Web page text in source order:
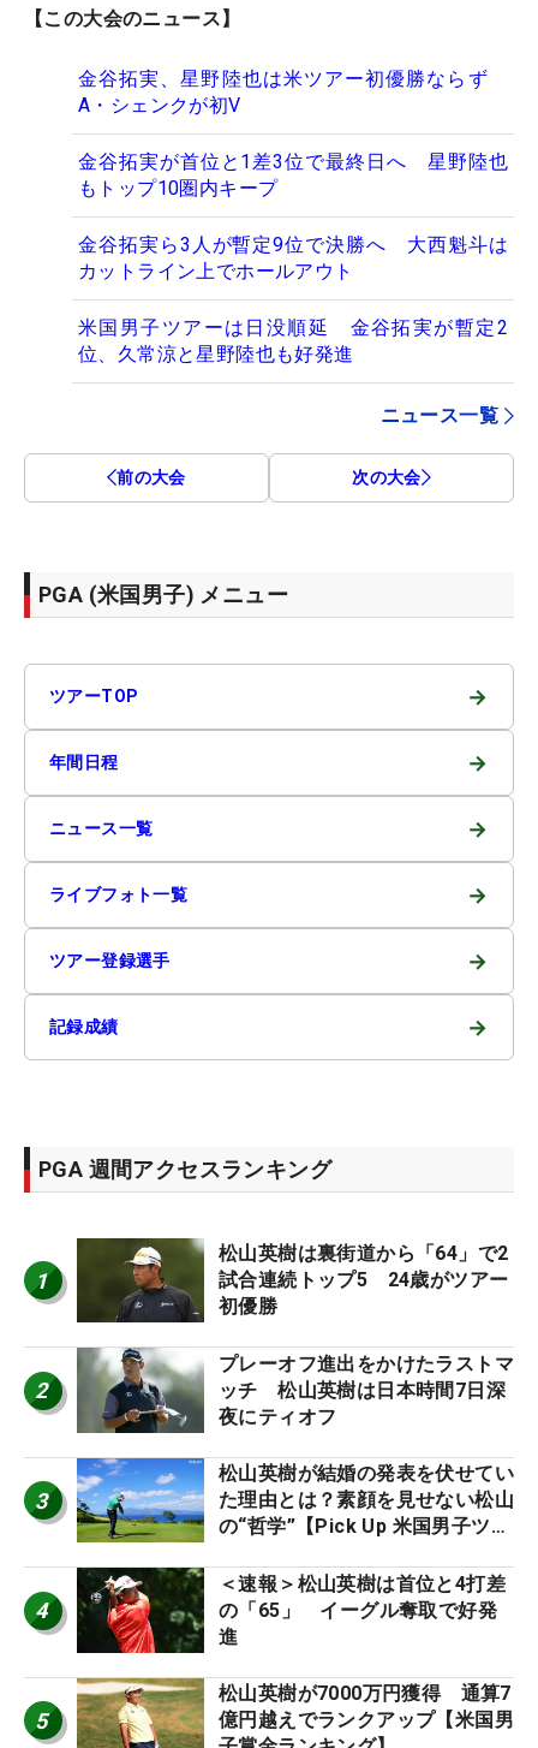
【この大会のニュース】
金谷拓実、星野陸也は米ツアー初優勝ならず
A・シェンクが初V
金谷拓実が首位と1差3位で最終日へ 星野陸也
もトップ10圏内キープ
金谷拓実ら3人が暫定9位で決勝へ 大西魁斗は
カットライン上でホールアウト
米国男子ツアーは日没順延 金谷拓実が暫定2
位、久常涼と星野陸也も好発進
ニュース一覧
前の大会 次の大会
PGA (米国男子) メニュー
ツアーTOP →
年間日程 →
ニュース一覧 →
ライブフォト一覧 →
ツアー登録選手 →
記録成績 →
PGA 週間アクセスランキング
1
松山英樹は裏街道から「64」で2
試合連続トップ5 24歳がツアー
初優勝
2
プレーオフ進出をかけたラストマ
ッチ 松山英樹は日本時間7日深
夜にティオフ
3
松山英樹が結婚の発表を伏せてい
た理由とは？素顔を見せない松山
の“哲学”【Pick Up 米国男子ツア
4
＜速報＞松山英樹は首位と4打差
の「65」 イーグル奪取で好発
進
5
松山英樹が7000万円獲得 通算7
億円越えでランクアップ【米国男